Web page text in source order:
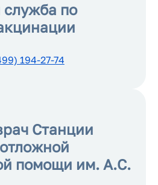
по
194-27-74
Станции
помощи им. А.С.